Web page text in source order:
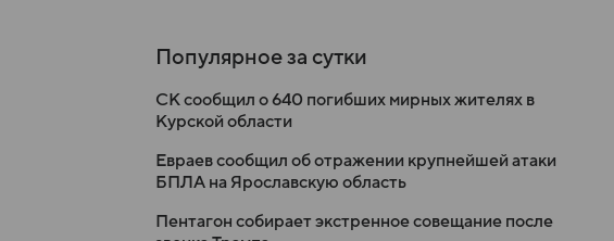
Популярное за сутки
СК сообщил о 640 погибших мирных жителях в
Курской области
Евраев сообщил об отражении крупнейшей атаки
БПЛА на Ярославскую область
Пентагон собирает экстренное совещание после